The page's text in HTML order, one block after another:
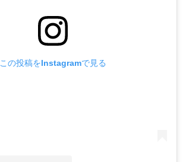
この投稿をInstagramで見る